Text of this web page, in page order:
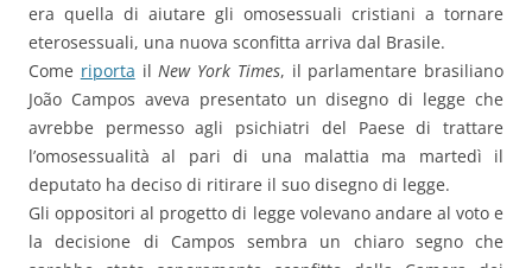
era quella di aiutare gli omosessuali cristiani a tornare
eterosessuali, una nuova sconfitta arriva dal Brasile.
Come riporta ilNew York Times, il parlamentare brasiliano
João Campos aveva presentato un disegno di legge che
avrebbe permesso agli psichiatri del Paese di trattare
l’omosessualità al pari di una malattia ma martedì il
deputato ha deciso di ritirare il suo disegno di legge.
Gli oppositori al progetto di legge volevano andare al voto e
la decisione di Campos sembra un chiaro segno che